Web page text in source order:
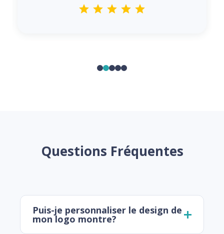
Questions Fréquentes
Puis-je personnaliser le design de
mon logo montre?